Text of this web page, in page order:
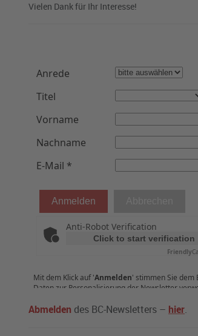
Vielen Dank für Ihr Interesse!
Abmelden des BC-Newsletters – hier.